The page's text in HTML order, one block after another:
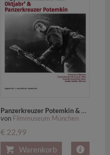
Panzerkreuzer Potemkin & Oktjabr,2 DVD
von Filmmuseum München
€ 22,99
Warenkorb